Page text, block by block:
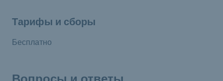
Тарифы и сборы
Бесплатно